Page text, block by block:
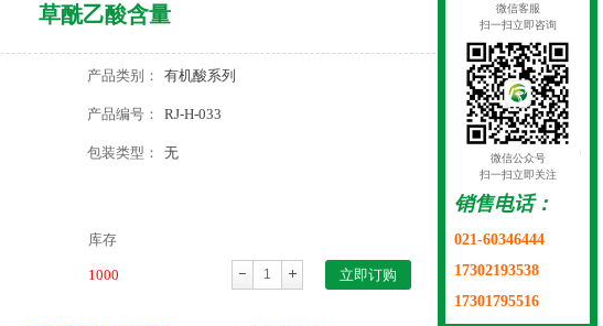
草酰乙酸含量
产品类别： 有机酸系列
产品编号： RJ-H-033
包装类型： 无
库存
1000 立即订购
微信客服
扫一扫立即咨询
微信公众号
扫一扫立即关注
销售电话：
021-60346444
17302193538
17301795516